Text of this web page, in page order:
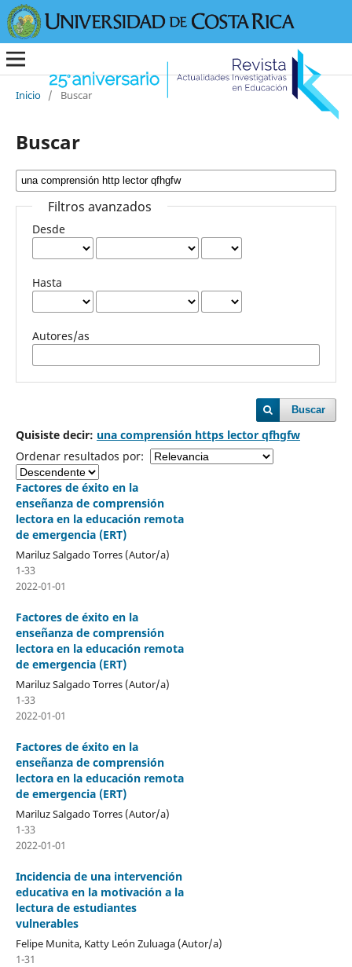
Inicio / Buscar
Buscar
Filtros avanzados
Desde
Hasta
Autores/as
Buscar
Quisiste decir: una comprensión https lector qfhgfw
Ordenar resultados por:
Factores de éxito en la
enseñanza de comprensión
lectora en la educación remota
de emergencia (ERT)
Mariluz Salgado Torres (Autor/a)
1-33
2022-01-01
Factores de éxito en la
enseñanza de comprensión
lectora en la educación remota
de emergencia (ERT)
Mariluz Salgado Torres (Autor/a)
1-33
2022-01-01
Factores de éxito en la
enseñanza de comprensión
lectora en la educación remota
de emergencia (ERT)
Mariluz Salgado Torres (Autor/a)
1-33
2022-01-01
Incidencia de una intervención
educativa en la motivación a la
lectura de estudiantes
vulnerables
Felipe Munita, Katty León Zuluaga (Autor/a)
1-31